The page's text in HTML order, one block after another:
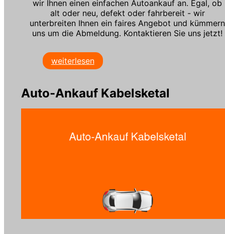
wir Ihnen einen einfachen Autoankauf an. Egal, ob
alt oder neu, defekt oder fahrbereit - wir
unterbreiten Ihnen ein faires Angebot und kümmern
uns um die Abmeldung. Kontaktieren Sie uns jetzt!
weiterlesen
Auto-Ankauf Kabelsketal